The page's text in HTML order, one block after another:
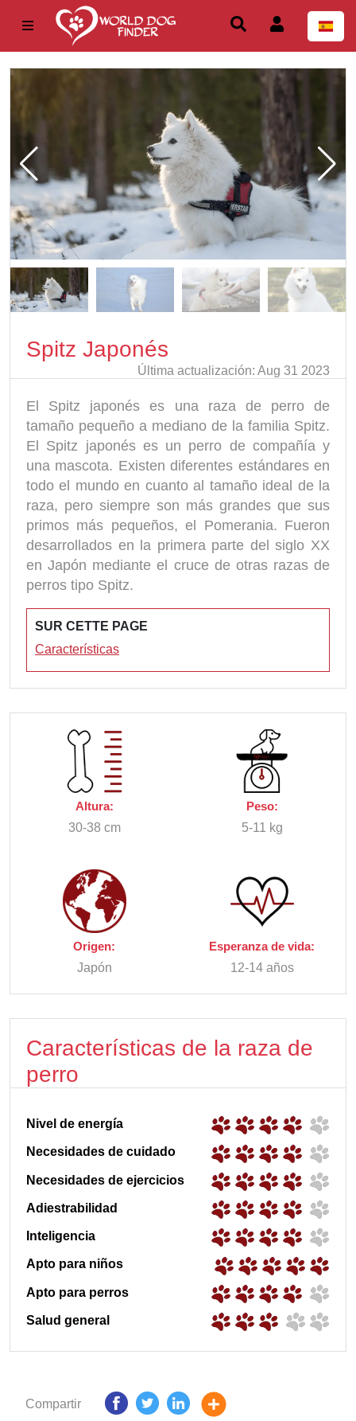
Spitz Japonés
Última actualización: Aug 31 2023
El Spitz japonés es una raza de perro de
tamaño pequeño a mediano de la familia Spitz.
El Spitz japonés es un perro de compañía y
una mascota. Existen diferentes estándares en
todo el mundo en cuanto al tamaño ideal de la
raza, pero siempre son más grandes que sus
primos más pequeños, el Pomerania. Fueron
desarrollados en la primera parte del siglo XX
en Japón mediante el cruce de otras razas de
perros tipo Spitz.
SUR CETTE PAGE
Características
Altura:
30-38 cm
Peso:
5-11 kg
Origen:
Japón
Esperanza de vida:
12-14 años
Características de la raza de
perro
Nivel de energía
Necesidades de cuidado
Necesidades de ejercicios
Adiestrabilidad
Inteligencia
Apto para niños
Apto para perros
Salud general
Compartir